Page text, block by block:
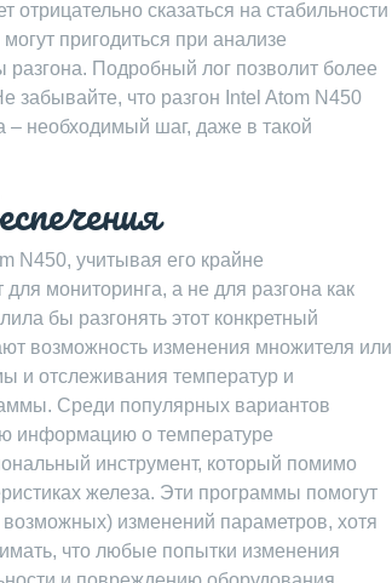
сказаться на стабильности
пригодиться при анализе
разгона. Подробный лог позволит более
забывайте, что разгон Intel Atom N450
– необходимый шаг, даже в такой
N450, учитывая его крайне
мониторинга, а не для разгона как
бы разгонять этот конкретный
возможность изменения множителя или
и отслеживания температур и
Среди популярных вариантов
информацию о температуре
инструмент, который помимо
железа. Эти программы помогут
изменений параметров, хотя
что любые попытки изменения